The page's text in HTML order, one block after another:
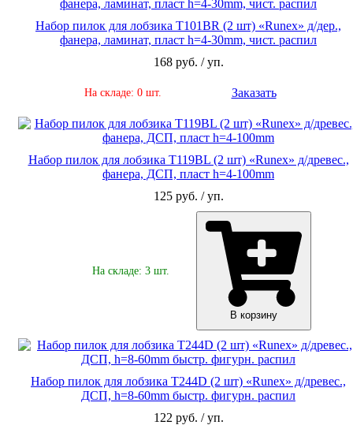
Набор пилок для лобзика Т101ВR (2 шт) «Runex» д/дер.,
фанера, ламинат, пласт h=4-30mm, чист. распил
168 руб. / уп.
На складе: 0 шт. Заказать
Набор пилок для лобзика Т119ВL (2 шт) «Runex» д/древес.,
фанера, ДСП, пласт h=4-100mm
125 руб. / уп.
На складе: 3 шт.
В корзину
Набор пилок для лобзика Т244D (2 шт) «Runex» д/древес.,
ДСП, h=8-60mm быстр. фигурн. распил
122 руб. / уп.